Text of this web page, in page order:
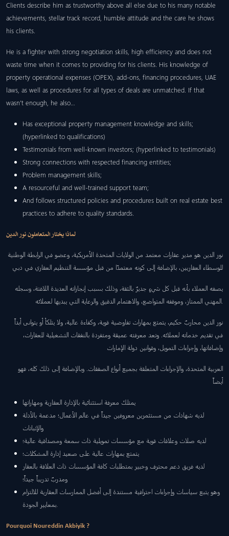
Clients describe him as trustworthy above all else due to his many notable
achievements, stellar track record, humble attitude and the care he shows
his clients.
He is a fighter with strong negotiation skills, high efficiency and does not
waste time when it comes to providing for his clients. His knowledge of
property operational expenses (OPEX), add-ons, financing procedures, UAE
laws, as well as procedures for all types of deals are unmatched. If that
wasn’t enough, he also…
Has exceptional property management knowledge and skills;
(hyperlinked to qualifications)
Testimonials from well-known investors; (hyperlinked to testimonials)
Strong connections with respected financing entities;
Problem management skills;
A resourceful and well-trained support team;
And follows structured policies and procedures built on real estate best
practices to adhere to quality standards.
لماذا يختار المتعاملون نور الدين
نور الدين هو مدير عقارات معتمد من الولايات المتحدة الأمريكية، وعضو في الرابطة الوطنية
للوسطاء العقاريين، بالإضافة إلى كونه معتمدًا من قبل مؤسسة التنظيم العقاري في دبي
يصفه العملاء بأنه قبل كل شيءٍ جديرٌ بالثقة، وذلك بسبب إنجازاته العديدة اللافتة، وسجله
المهني الممتاز، وموقفه المتواضع، والاهتمام الدقيق والرعاية التي يبديها لعملائه.
نور الدين محاربٌ حكيم، يتمتع بمهارات تفاوضية قوية، وكفاءة عالية، ولا يتلكأ أو يتوانى أبداً
في تقديم خدماته لعملائه. وتعد معرفته عميقة ومتفردة بالنفقات التشغيلية للعقارات،
وإضافاتها، وإجراءات التمويل، وقوانين دولة الإمارات
العربية المتحدة، والإجراءات المتعلقة بجميع أنواع الصفقات. وبالإضافة إلى ذلك كله، فهو
أيضاً
يمتلك معرفة استثنائية بالإدارة العقارية ومهاراتها
لديه شهادات من مستثمرين معروفين جيداً في عالم الأعمال؛ مدعمة بالأدلة
والإثباتات
لديه صلات وعلاقات قوية مع مؤسسات تمويلية ذات سمعة ومصداقية عالية؛
يتمتع بمهارات عالية على صعيد إدارة المشكلات؛
لديه فريق دعم محترف وخبير بمتطلبات كافة المؤسسات ذات العلاقة بالعقار
ومدربٌ تدريباً جيداً؛
وهو يتبع سياسات وإجراءات احترافية مستندة إلى أفضل الممارسات العقارية للالتزام
بمعايير الجودة.
Pourquoi Noureddin Akbiyik ?